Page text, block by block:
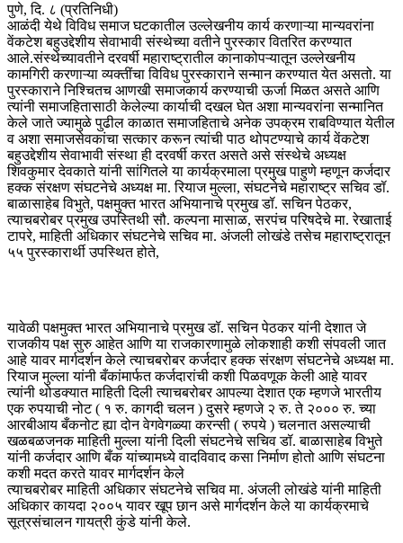
पुणे, दि. ८ (प्रतिनिधी)
आळंदी येथे विविध समाज घटकातील उल्लेखनीय कार्य करणाऱ्या मान्यवरांना
वेंकटेश बहुउद्देशीय सेवाभावी संस्थेच्या वतीने पुरस्कार वितरित करण्यात
आले.संस्थेच्यावतीने दरवर्षी महाराष्ट्रातील कानाकोपऱ्यातून उल्लेखनीय
कामगिरी करणाऱ्या व्यक्तींचा विविध पुरस्काराने सन्मान करण्यात येत असतो. या
पुरस्काराने निश्चितच आणखी समाजकार्य करण्याची ऊर्जा मिळत असते आणि
त्यांनी समाजहितासाठी केलेल्या कार्याची दखल घेत अशा मान्यवरांना सन्मानित
केले जाते ज्यामुळे पुढील काळात समाजहिताचे अनेक उपक्रम राबविण्यात येतील
व अशा समाजसेवकांचा सत्कार करून त्यांची पाठ थोपटण्याचे कार्य वेंकटेश
बहुउद्देशीय सेवाभावी संस्था ही दरवर्षी करत असते असे संस्थेचे अध्यक्ष
शिवकुमार देवकाते यांनी सांगितले या कार्यक्रमाला प्रमुख पाहुणे म्हणून कर्जदार
हक्क संरक्षण संघटनेचे अध्यक्ष मा. रियाज मुल्ला, संघटनेचे महाराष्ट्र सचिव डॉ.
बाळासाहेब विभुते, पक्षमुक्त भारत अभियानाचे प्रमुख डॉ. सचिन पेठकर,
त्याचबरोबर प्रमुख उपस्तिथी सौ. कल्पना मासाळ, सरपंच परिषदेचे मा. रेखाताई
टापरे, माहिती अधिकार संघटनेचे सचिव मा. अंजली लोखंडे तसेच महाराष्ट्रातून
५५ पुरस्कारार्थी उपस्थित होते,
यावेळी पक्षमुक्त भारत अभियानाचे प्रमुख डॉ. सचिन पेठकर यांनी देशात जे
राजकीय पक्ष सुरु आहेत आणि या राजकारणामुळे लोकशाही कशी संपवली जात
आहे यावर मार्गदर्शन केले त्याचबरोबर कर्जदार हक्क संरक्षण संघटनेचे अध्यक्ष मा.
रियाज मुल्ला यांनी बँकांमार्फत कर्जदारांची कशी पिळवणूक केली आहे यावर
त्यांनी थोडक्यात माहिती दिली त्याचबरोबर आपल्या देशात एक म्हणजे भारतीय
एक रुपयाची नोट ( १ रु. कागदी चलन ) दुसरे म्हणजे २ रु. ते २००० रु. च्या
आरबीआय बँकनोट ह्या दोन वेगवेगळ्या करन्सी ( रुपये ) चलनात असल्याची
खळबळजनक माहिती मुल्ला यांनी दिली संघटनेचे सचिव डॉ. बाळासाहेब विभुते
यांनी कर्जदार आणि बँक यांच्यामध्ये वादविवाद कसा निर्माण होतो आणि संघटना
कशी मदत करते यावर मार्गदर्शन केले
त्याचबरोबर माहिती अधिकार संघटनेचे सचिव मा. अंजली लोखंडे यांनी माहिती
अधिकार कायदा २००५ यावर खूप छान असे मार्गदर्शन केले या कार्यक्रमाचे
सूत्रसंचालन गायत्री कुंडे यांनी केले.